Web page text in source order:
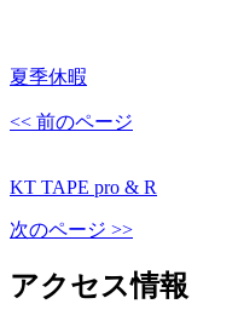
夏季休暇
<< 前のページ
KT TAPE pro & R
次のページ >>
アクセス情報